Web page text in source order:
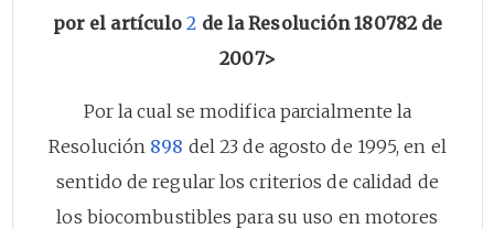
por el artículo2 de la Resolución 180782 de
2007>
Por la cual se modifica parcialmente la
Resolución 898 del 23 de agosto de 1995, en el
sentido de regular los criterios de calidad de
los biocombustibles para su uso en motores